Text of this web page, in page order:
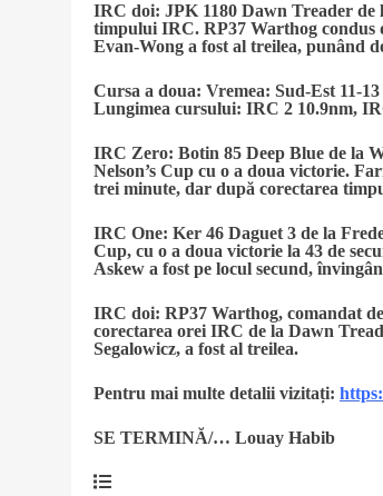
IRC doi: JPK 1180 Dawn Treader
timpului IRC. RP37 Warthog condus
Evan-Wong a fost al treilea, punând
Cursa a doua: Vremea: Sud-Est 11-
Lungimea cursului: IRC 2 10.9nm,
IRC Zero: Botin 85 Deep Blue de la
Nelson’s Cup cu o a doua victorie.
trei minute, dar după corectarea
IRC One: Ker 46 Daguet 3 de la
Cup, cu o a doua victorie la 43 de
Askew a fost pe locul secund,
IRC doi: RP37 Warthog, comandat
corectarea orei IRC de la Dawn
Segalowicz, a fost al treilea.
Pentru mai multe detalii vizitați:
SE TERMINĂ/… Louay Habib